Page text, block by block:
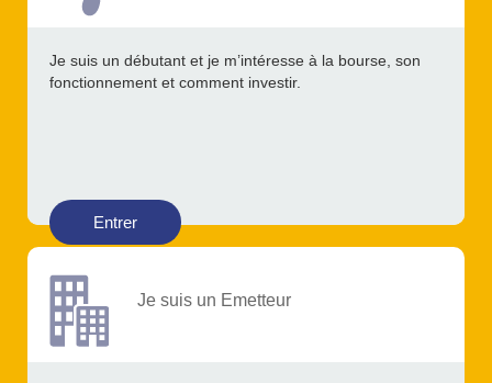
Je suis un débutant et je m’intéresse à la bourse, son
fonctionnement et comment investir.
Entrer
Je suis un Emetteur